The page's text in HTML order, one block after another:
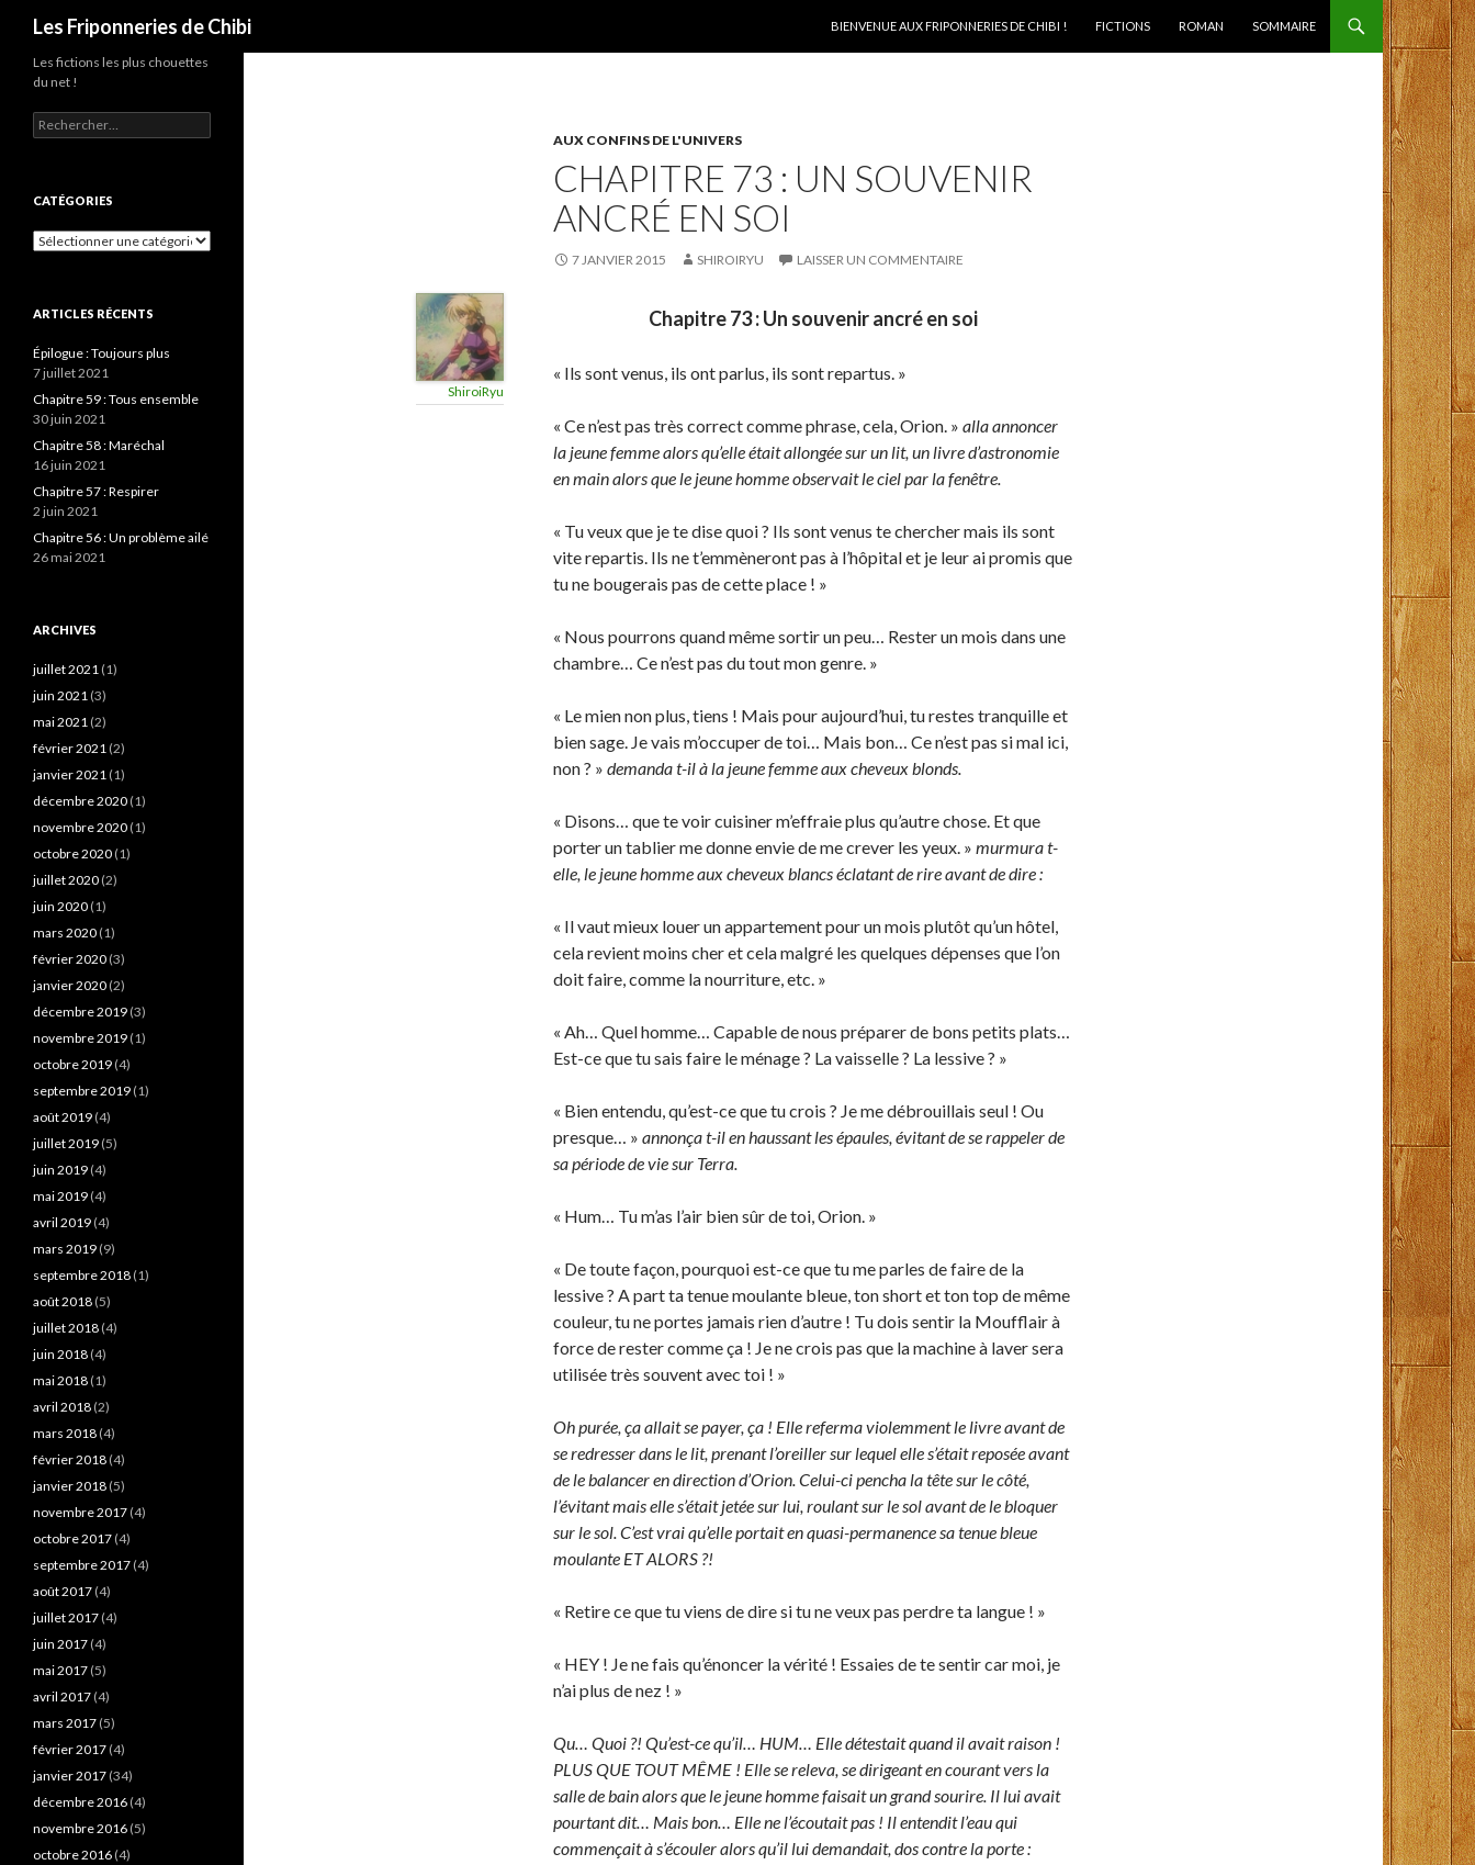
Les Friponneries de Chibi
BIENVENUE AUX FRIPONNERIES DE CHIBI !
FICTIONS ROMAN SOMMAIRE
AUX CONFINS DE L'UNIVERS
CHAPITRE 73 : UN SOUVENIR
ANCRÉ EN SOI
7 JANVIER 2015 SHIROIRYU LAISSER UN COMMENTAIRE
ShiroiRyu
Chapitre 73 : Un souvenir ancré en soi
« Ils sont venus, ils ont parlus, ils sont repartus. »
« Ce n’est pas très correct comme phrase, cela, Orion. » alla annoncer
la jeune femme alors qu’elle était allongée sur un lit, un livre d’astronomie
en main alors que le jeune homme observait le ciel par la fenêtre.
« Tu veux que je te dise quoi ? Ils sont venus te chercher mais ils sont
vite repartis. Ils ne t’emmèneront pas à l’hôpital et je leur ai promis que
tu ne bougerais pas de cette place ! »
« Nous pourrons quand même sortir un peu… Rester un mois dans une
chambre… Ce n’est pas du tout mon genre. »
« Le mien non plus, tiens ! Mais pour aujourd’hui, tu restes tranquille et
bien sage. Je vais m’occuper de toi… Mais bon… Ce n’est pas si mal ici,
non ? » demanda t-il à la jeune femme aux cheveux blonds.
« Disons… que te voir cuisiner m’effraie plus qu’autre chose. Et que
porter un tablier me donne envie de me crever les yeux. » murmura t-
elle, le jeune homme aux cheveux blancs éclatant de rire avant de dire :
« Il vaut mieux louer un appartement pour un mois plutôt qu’un hôtel,
cela revient moins cher et cela malgré les quelques dépenses que l’on
doit faire, comme la nourriture, etc. »
« Ah… Quel homme… Capable de nous préparer de bons petits plats…
Est-ce que tu sais faire le ménage ? La vaisselle ? La lessive ? »
« Bien entendu, qu’est-ce que tu crois ? Je me débrouillais seul ! Ou
presque… » annonça t-il en haussant les épaules, évitant de se rappeler de
sa période de vie sur Terra.
« Hum… Tu m’as l’air bien sûr de toi, Orion. »
« De toute façon, pourquoi est-ce que tu me parles de faire de la
lessive ? A part ta tenue moulante bleue, ton short et ton top de même
couleur, tu ne portes jamais rien d’autre ! Tu dois sentir la Moufflair à
force de rester comme ça ! Je ne crois pas que la machine à laver sera
utilisée très souvent avec toi ! »
Oh purée, ça allait se payer, ça ! Elle referma violemment le livre avant de
se redresser dans le lit, prenant l’oreiller sur lequel elle s’était reposée avant
de le balancer en direction d’Orion. Celui-ci pencha la tête sur le côté,
l’évitant mais elle s’était jetée sur lui, roulant sur le sol avant de le bloquer
sur le sol. C’est vrai qu’elle portait en quasi-permanence sa tenue bleue
moulante ET ALORS ?!
« Retire ce que tu viens de dire si tu ne veux pas perdre ta langue ! »
« HEY ! Je ne fais qu’énoncer la vérité ! Essaies de te sentir car moi, je
n’ai plus de nez ! »
Qu… Quoi ?! Qu’est-ce qu’il… HUM… Elle détestait quand il avait raison !
PLUS QUE TOUT MÊME ! Elle se releva, se dirigeant en courant vers la
salle de bain alors que le jeune homme faisait un grand sourire. Il lui avait
pourtant dit… Mais bon… Elle ne l’écoutait pas ! Il entendit l’eau qui
commençait à s’écouler alors qu’il lui demandait, dos contre la porte :
Les fictions les plus chouettes
du net !
Rechercher :
CATÉGORIES
Catégories
ARTICLES RÉCENTS
Épilogue : Toujours plus
7 juillet 2021
Chapitre 59 : Tous ensemble
30 juin 2021
Chapitre 58 : Maréchal
16 juin 2021
Chapitre 57 : Respirer
2 juin 2021
Chapitre 56 : Un problème ailé
26 mai 2021
ARCHIVES
juillet 2021 (1)
juin 2021 (3)
mai 2021 (2)
février 2021 (2)
janvier 2021 (1)
décembre 2020 (1)
novembre 2020 (1)
octobre 2020 (1)
juillet 2020 (2)
juin 2020 (1)
mars 2020 (1)
février 2020 (3)
janvier 2020 (2)
décembre 2019 (3)
novembre 2019 (1)
octobre 2019 (4)
septembre 2019 (1)
août 2019 (4)
juillet 2019 (5)
juin 2019 (4)
mai 2019 (4)
avril 2019 (4)
mars 2019 (9)
septembre 2018 (1)
août 2018 (5)
juillet 2018 (4)
juin 2018 (4)
mai 2018 (1)
avril 2018 (2)
mars 2018 (4)
février 2018 (4)
janvier 2018 (5)
novembre 2017 (4)
octobre 2017 (4)
septembre 2017 (4)
août 2017 (4)
juillet 2017 (4)
juin 2017 (4)
mai 2017 (5)
avril 2017 (4)
mars 2017 (5)
février 2017 (4)
janvier 2017 (34)
décembre 2016 (4)
novembre 2016 (5)
octobre 2016 (4)